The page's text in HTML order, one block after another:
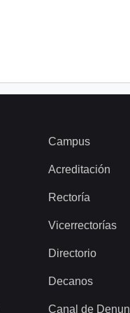
Campus
Acreditación
Rectoría
Vicerrectorías
Directorio
Decanos
Canal de